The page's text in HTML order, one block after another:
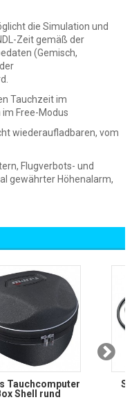
die Simulation und
Zeit gemäß der
(Gemisch,
Tauchzeit im
Free-Modus
wiederaufladbaren, vom
Flugverbots- und
gewährter Höhenalarm,
Tauchcomputer
Shell rund